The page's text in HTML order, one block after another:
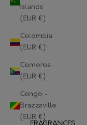
Islands
(EUR €)
Colombia
(EUR €)
Comoros
(EUR €)
Congo -
Brazzaville
(EUR €)